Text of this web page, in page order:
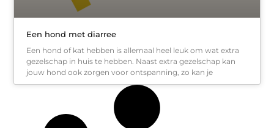
Een hond met diarree
Een hond of kat hebben is allemaal heel leuk om wat extra
gezelschap in huis te hebben. Naast extra gezelschap kan
jouw hond ook zorgen voor ontspanning, zo kan je